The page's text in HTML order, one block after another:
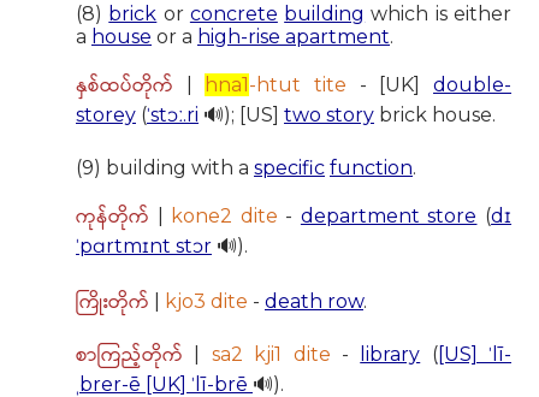
(8) brick or concrete building which is either
a house or a high-rise apartment.
နှစ်ထပ်တိုက် hna1-htut tite - [UK]double-
storey (ˈstɔː.ri 🔊); [US] two story brick house.
(9) building with a specific function.
ကုန်တိုက် kone2 dite - department store (dɪ
ˈpɑrtmɪnt stɔr 🔊).
ကြိုးတိုက် kjo3 dite - death row.
စာကြည့်တိုက် sa2 kji1 dite - library ([US] ˈlī-
ˌbrer-ē [UK] ˈlī-brē 🔊).